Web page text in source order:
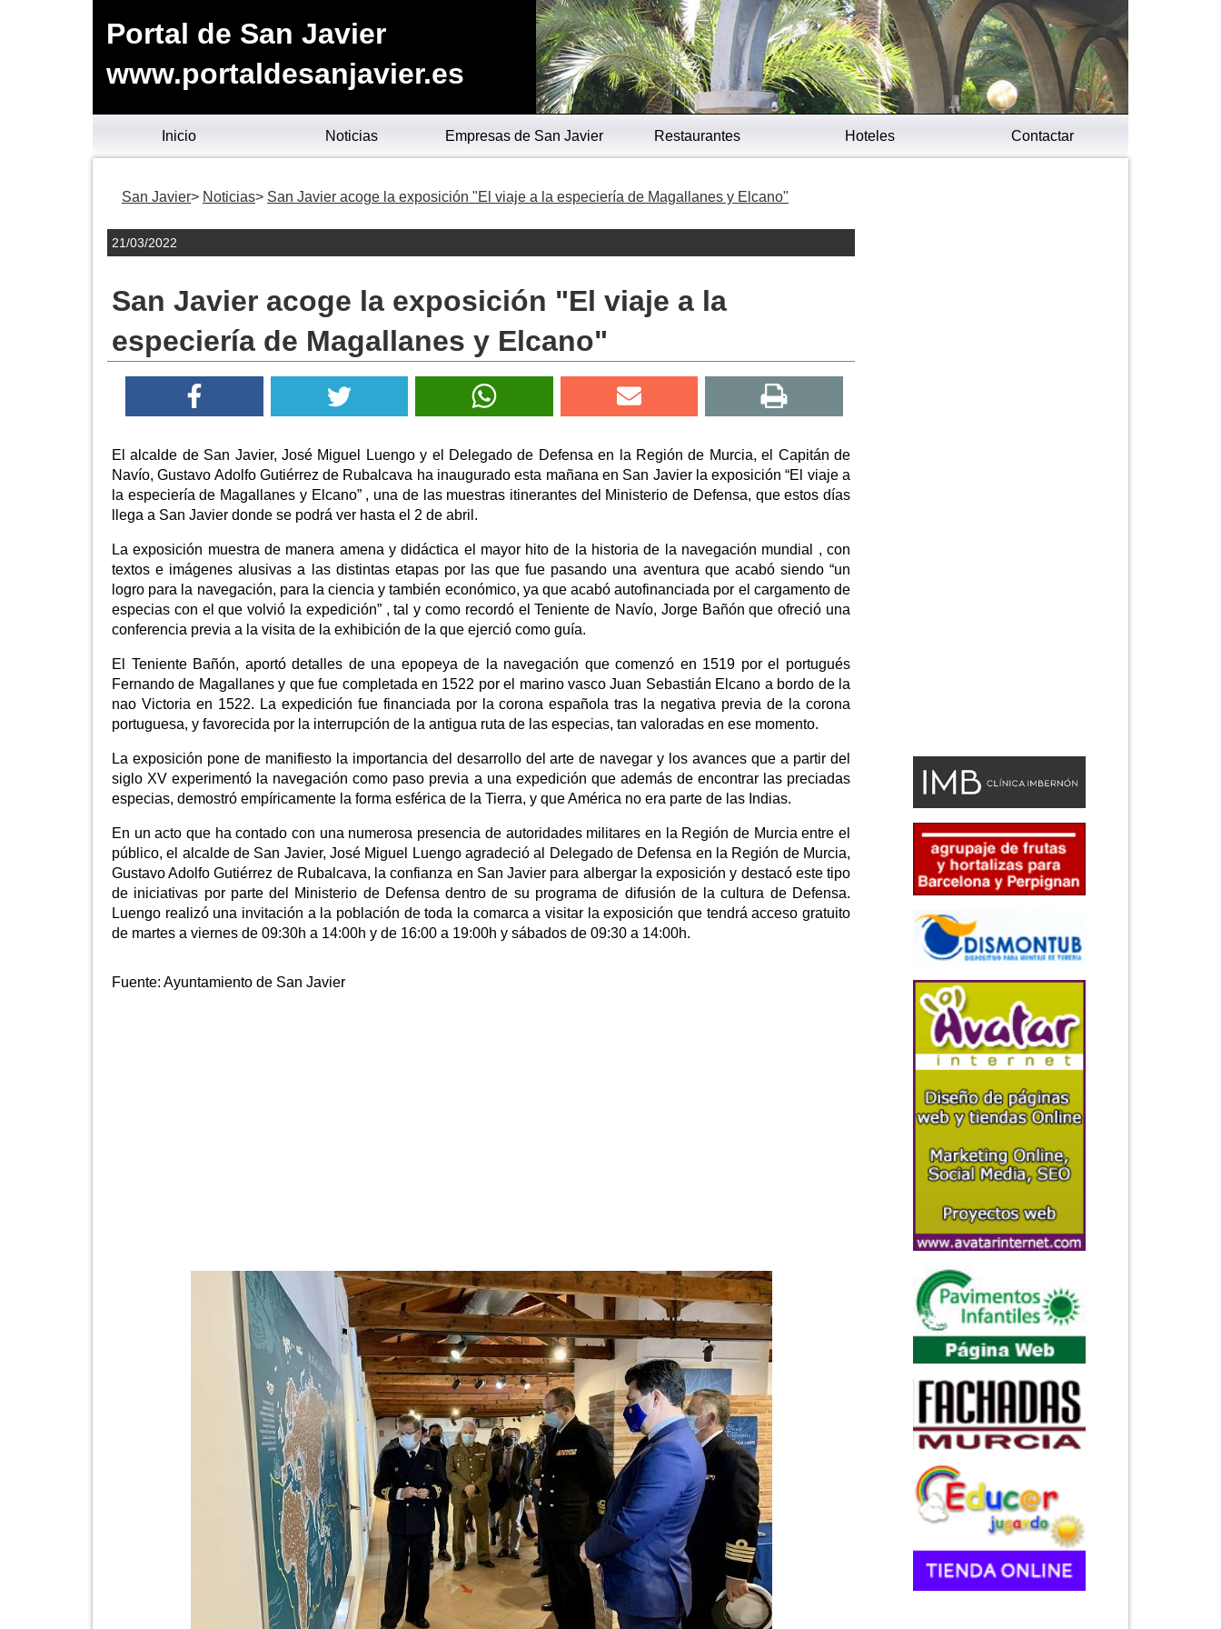
Portal de San Javier
www.portaldesanjavier.es
Inicio Noticias Empresas de San Javier Restaurantes Hoteles Contactar
San Javier Noticias San Javier acoge la exposición "El viaje a la especiería de Magallanes y Elcano"
21/03/2022
San Javier acoge la exposición "El viaje a la
especiería de Magallanes y Elcano"
El alcalde de San Javier, José Miguel Luengo y el Delegado de Defensa en la Región de Murcia, el Capitán de
Navío, Gustavo Adolfo Gutiérrez de Rubalcava ha inaugurado esta mañana en San Javier la exposición “El viaje a
la especiería de Magallanes y Elcano” , una de las muestras itinerantes del Ministerio de Defensa, que estos días
llega a San Javier donde se podrá ver hasta el 2 de abril.
La exposición muestra de manera amena y didáctica el mayor hito de la historia de la navegación mundial , con
textos e imágenes alusivas a las distintas etapas por las que fue pasando una aventura que acabó siendo “un
logro para la navegación, para la ciencia y también económico, ya que acabó autofinanciada por el cargamento de
especias con el que volvió la expedición” , tal y como recordó el Teniente de Navío, Jorge Bañón que ofreció una
conferencia previa a la visita de la exhibición de la que ejerció como guía.
El Teniente Bañón, aportó detalles de una epopeya de la navegación que comenzó en 1519 por el portugués
Fernando de Magallanes y que fue completada en 1522 por el marino vasco Juan Sebastián Elcano a bordo de la
nao Victoria en 1522. La expedición fue financiada por la corona española tras la negativa previa de la corona
portuguesa, y favorecida por la interrupción de la antigua ruta de las especias, tan valoradas en ese momento.
La exposición pone de manifiesto la importancia del desarrollo del arte de navegar y los avances que a partir del
siglo XV experimentó la navegación como paso previa a una expedición que además de encontrar las preciadas
especias, demostró empíricamente la forma esférica de la Tierra, y que América no era parte de las Indias.
En un acto que ha contado con una numerosa presencia de autoridades militares en la Región de Murcia entre el
público, el alcalde de San Javier, José Miguel Luengo agradeció al Delegado de Defensa en la Región de Murcia,
Gustavo Adolfo Gutiérrez de Rubalcava, la confianza en San Javier para albergar la exposición y destacó este tipo
de iniciativas por parte del Ministerio de Defensa dentro de su programa de difusión de la cultura de Defensa.
Luengo realizó una invitación a la población de toda la comarca a visitar la exposición que tendrá acceso gratuito
de martes a viernes de 09:30h a 14:00h y de 16:00 a 19:00h y sábados de 09:30 a 14:00h.
Fuente: Ayuntamiento de San Javier